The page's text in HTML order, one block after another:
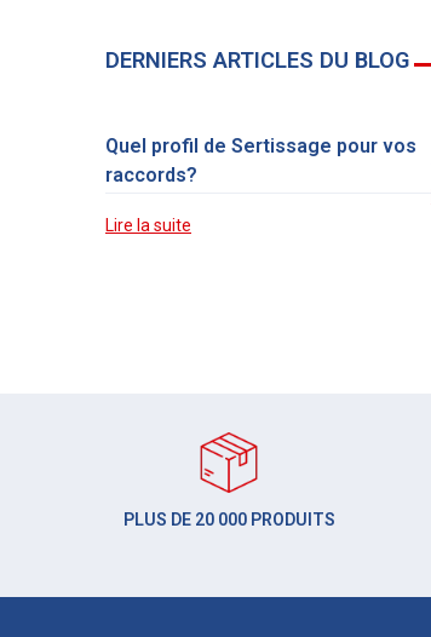
DERNIERS ARTICLES DU BLOG
Quel profil de Sertissage pour vos
raccords?
Lire la suite
PLUS DE 20 000 PRODUITS